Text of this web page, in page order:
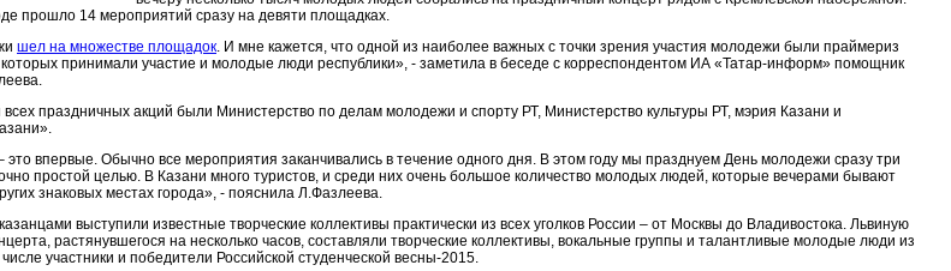
прошло 14 мероприятий сразу на девяти площадках.
шел на множестве площадок. И мне кажется, что одной из наиболее важных с точки зрения участия молодежи были праймериз
которых принимали участие и молодые люди республики», - заметила в беседе с корреспондентом ИА «Татар-информ» помощник
праздничных акций были Министерство по делам молодежи и спорту РТ, Министерство культуры РТ, мэрия Казани и
впервые. Обычно все мероприятия заканчивались в течение одного дня. В этом году мы празднуем День молодежи сразу три
простой целью. В Казани много туристов, и среди них очень большое количество молодых людей, которые вечерами бывают
знаковых местах города», - пояснила Л.Фазлеева.
выступили известные творческие коллективы практически из всех уголков России – от Москвы до Владивостока. Львиную
растянувшегося на несколько часов, составляли творческие коллективы, вокальные группы и талантливые молодые люди из
участники и победители Российской студенческой весны-2015.